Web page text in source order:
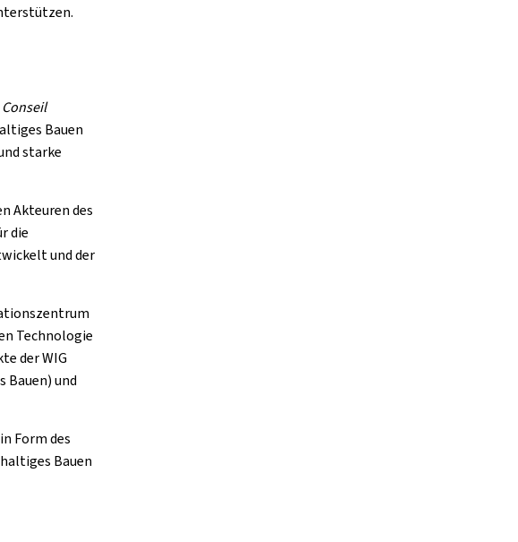
Conseil
Bauen
starke
Akteuren des
die
und der
Technologie
der WIG
Bauen) und
Form des
Bauen